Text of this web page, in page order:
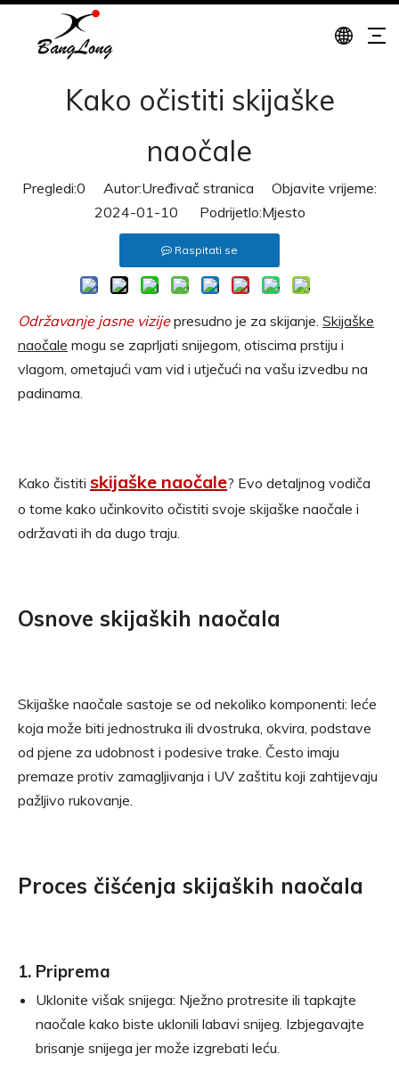
Kako očistiti skijaške
naočale
Pregledi:0 Autor:Uređivač stranica Objavite vrijeme:
2024-01-10 Podrijetlo:Mjesto
Raspitati se
Održavanje jasne vizijepresudno je za skijanje. Skijaške
naočale mogu se zaprljati snijegom, otiscima prstiju i
vlagom, ometajući vam vid i utječući na vašu izvedbu na
padinama.
Kako čistiti skijaške naočale? Evo detaljnog vodiča
o tome kako učinkovito očistiti svoje skijaške naočale i
održavati ih da dugo traju.
Osnove skijaških naočala
Skijaške naočale sastoje se od nekoliko komponenti: leće
koja može biti jednostruka ili dvostruka, okvira, podstave
od pjene za udobnost i podesive trake. Često imaju
premaze protiv zamagljivanja i UV zaštitu koji zahtijevaju
pažljivo rukovanje.
Proces čišćenja skijaških naočala
1. Priprema
Uklonite višak snijega: Nježno protresite ili tapkajte
naočale kako biste uklonili labavi snijeg. Izbjegavajte
brisanje snijega jer može izgrebati leću.